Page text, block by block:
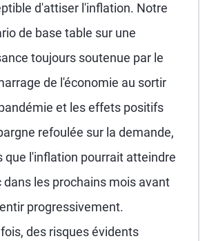
d'attiser l'inflation. Notre
de base table sur une
toujours soutenue par le
de l'économie au sortir
et les effets positifs
refoulée sur la demande,
que l'inflation pourrait atteindre
dans les prochains mois avant
progressivement.
des risques évidents